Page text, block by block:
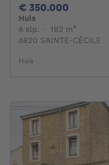
€ 350.000
Huis
6 slp. 6 slaapkamers
· 182 m²
6820 SAINTE-CÉCILE
Huis